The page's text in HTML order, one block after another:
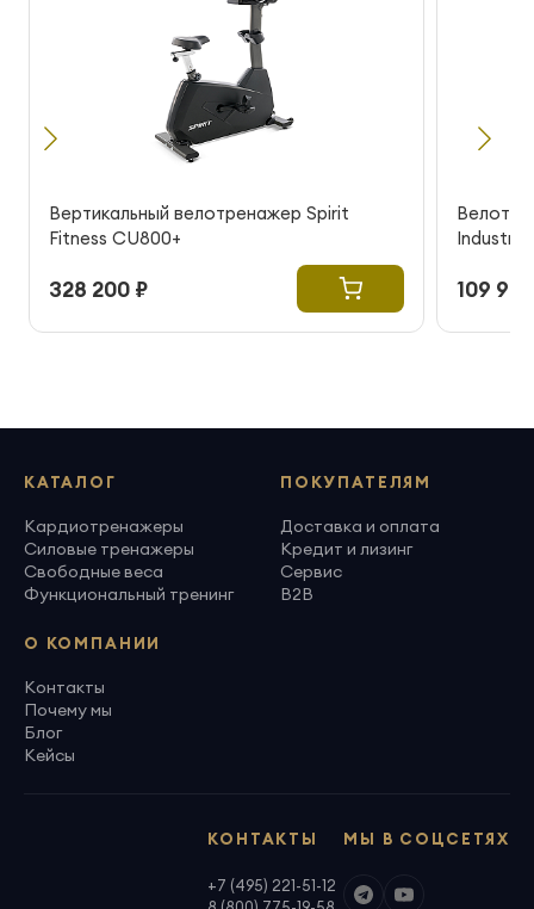
Вертикальный велотренажер Spirit
Fitness CU800+
328 200 ₽ 109
КАТАЛОГ
Кардиотренажеры
Силовые тренажеры
Свободные веса
Функциональный тренинг
ПОКУПАТЕЛЯМ
Доставка и оплата
Кредит и лизинг
Сервис
B2B
О КОМПАНИИ
Контакты
Почему мы
Блог
Кейсы
МЫ В СОЦСЕТЯХ
КОНТАКТЫ
+7 (495) 221-51-12